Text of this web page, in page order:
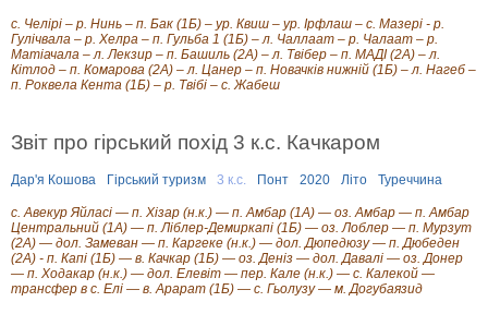
с. Челірі – р. Нинь – п. Бак (1Б) – ур. Квиш – ур. Ірфлаш – с. Мазері - р.
Гулічвала – р. Хелра – п. Гульба 1 (1Б) – л. Чаллаат – р. Чалаат – р.
Матіачала – л. Лекзир – п. Башиль (2А) – л. Твібер – п. МАДІ (2А) – л.
Кітлод – п. Комарова (2А) – л. Цанер – п. Новачків нижній (1Б) – л. Нагеб –
п. Роквела Кента (1Б) – р. Твібі – с. Жабеш
Звіт про гірський похід 3 к.с. Качкаром
Дар'я Кошова Гірський туризм 3 к.с. Понт 2020 Літо Туреччина
с. Авекур Яйласі — п. Хізар (н.к.) — п. Амбар (1А) — оз. Амбар — п. Амбар
Центральний (1А) — п. Ліблер-Демиркапі (1Б) — оз. Лоблер — п. Мурзут
(2А) — дол. Замеван — п. Каргеке (н.к.) — дол. Дюпедюзу — п. Дюбеден
(2А) - п. Капі (1Б) — в. Качкар (1Б) — оз. Деніз — дол. Давалі — оз. Донер
— п. Ходакар (н.к.) — дол. Елевіт — пер. Кале (н.к.) — с. Калекой —
трансфер в с. Елі — в. Арарат (1Б) — с. Гьолузу — м. Догубаязид